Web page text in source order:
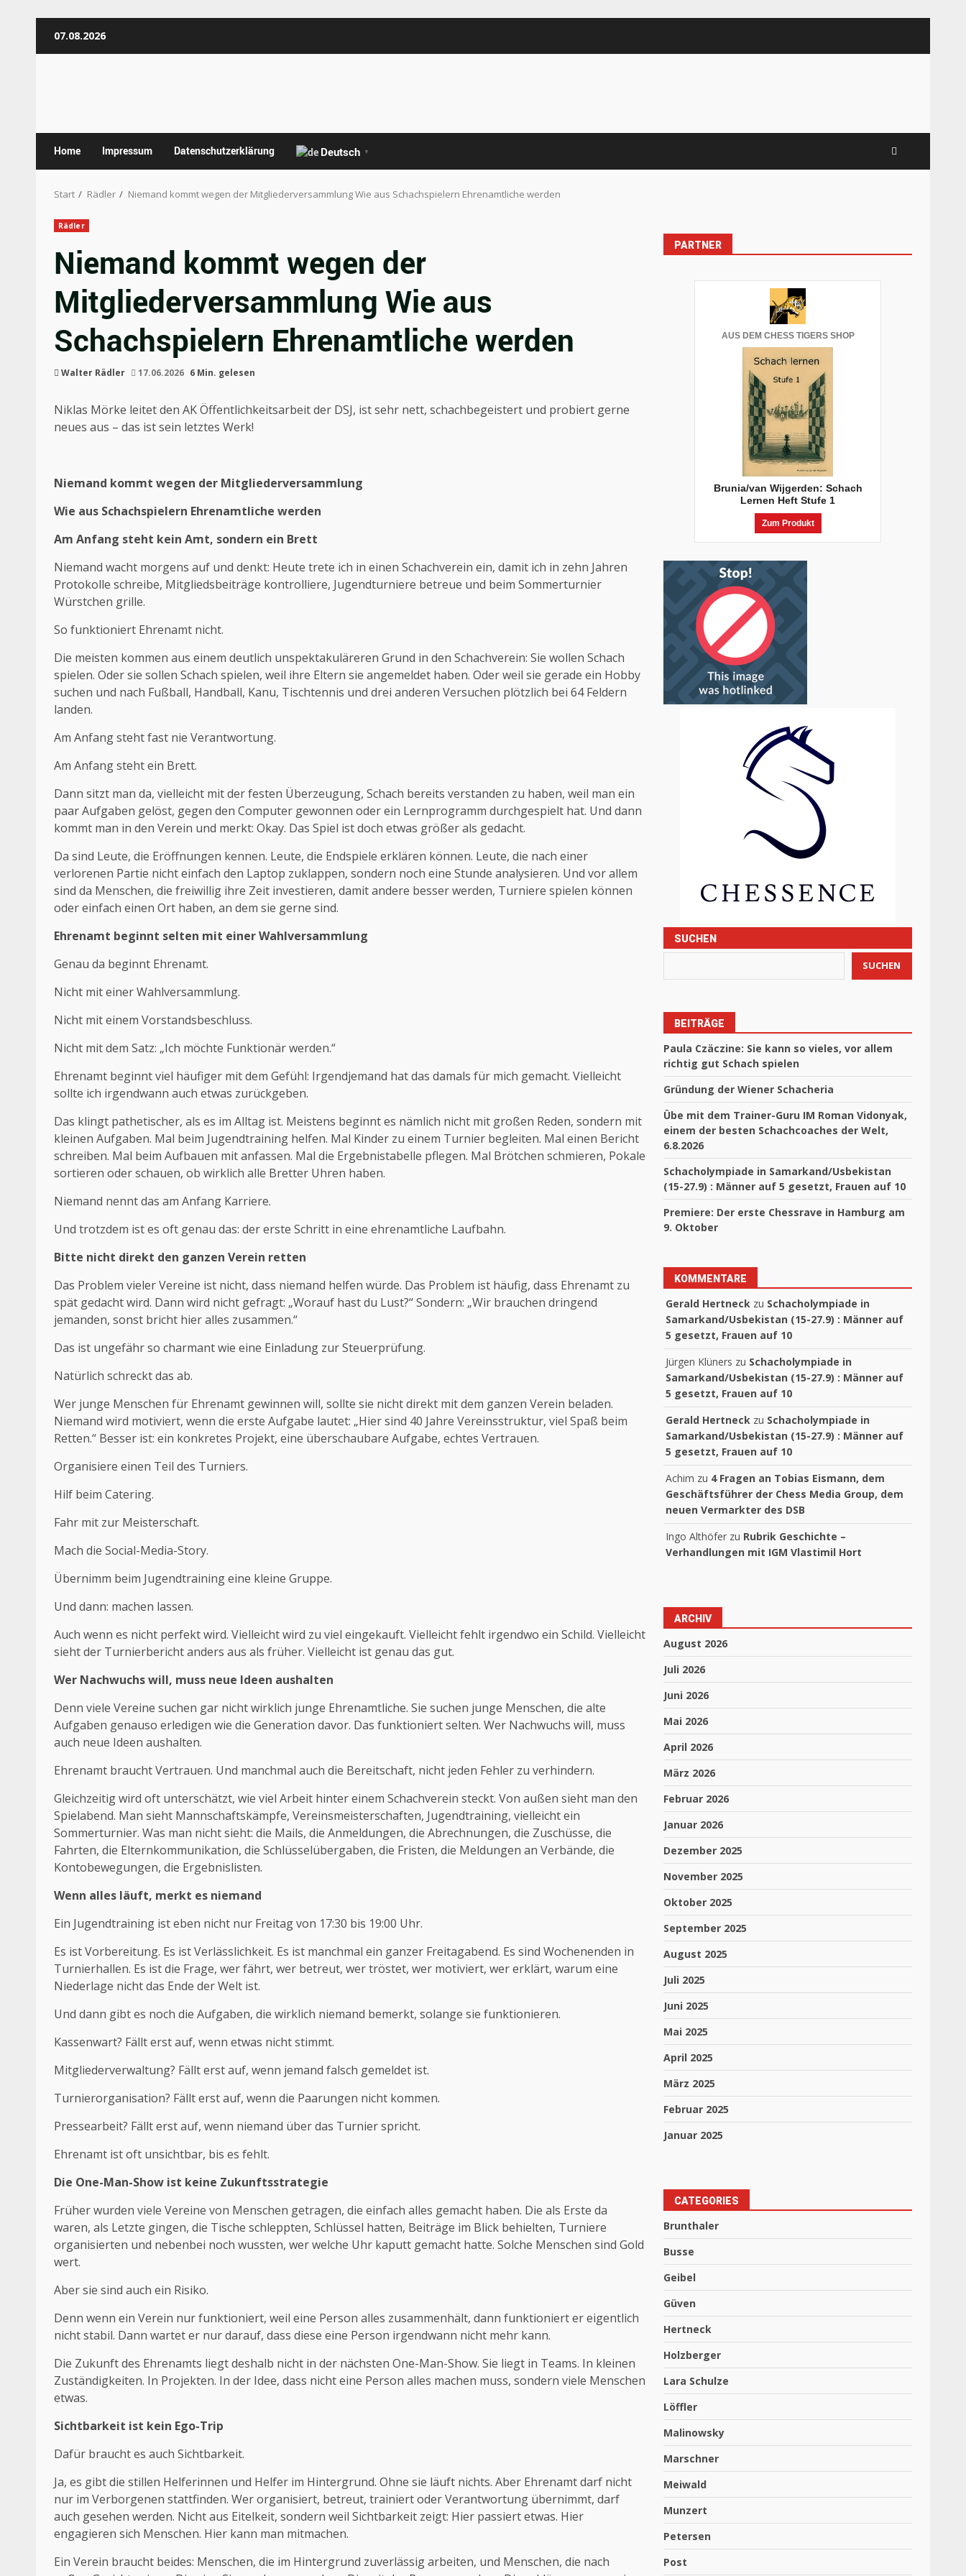
Inhalt07.08.2026
Home Impressum Datenschutzerklärung Deutsch ▼
Start Rädler Niemand kommt wegen der Mitgliederversammlung Wie aus Schachspielern Ehrenamtliche werden
Rädler
Niemand kommt wegen der
Mitgliederversammlung Wie aus
Schachspielern Ehrenamtliche werden
Walter Rädler 17.06.2026 6 Min. gelesen
Niklas Mörke leitet den AK Öffentlichkeitsarbeit der DSJ, ist sehr nett, schachbegeistert und probiert gerne
neues aus – das ist sein letztes Werk!
Niemand kommt wegen der Mitgliederversammlung
Wie aus Schachspielern Ehrenamtliche werden
Am Anfang steht kein Amt, sondern ein Brett
Niemand wacht morgens auf und denkt: Heute trete ich in einen Schachverein ein, damit ich in zehn Jahren
Protokolle schreibe, Mitgliedsbeiträge kontrolliere, Jugendturniere betreue und beim Sommerturnier
Würstchen grille.
So funktioniert Ehrenamt nicht.
Die meisten kommen aus einem deutlich unspektakuläreren Grund in den Schachverein: Sie wollen Schach
spielen. Oder sie sollen Schach spielen, weil ihre Eltern sie angemeldet haben. Oder weil sie gerade ein Hobby
suchen und nach Fußball, Handball, Kanu, Tischtennis und drei anderen Versuchen plötzlich bei 64 Feldern
landen.
Am Anfang steht fast nie Verantwortung.
Am Anfang steht ein Brett.
Dann sitzt man da, vielleicht mit der festen Überzeugung, Schach bereits verstanden zu haben, weil man ein
paar Aufgaben gelöst, gegen den Computer gewonnen oder ein Lernprogramm durchgespielt hat. Und dann
kommt man in den Verein und merkt: Okay. Das Spiel ist doch etwas größer als gedacht.
Da sind Leute, die Eröffnungen kennen. Leute, die Endspiele erklären können. Leute, die nach einer
verlorenen Partie nicht einfach den Laptop zuklappen, sondern noch eine Stunde analysieren. Und vor allem
sind da Menschen, die freiwillig ihre Zeit investieren, damit andere besser werden, Turniere spielen können
oder einfach einen Ort haben, an dem sie gerne sind.
Ehrenamt beginnt selten mit einer Wahlversammlung
Genau da beginnt Ehrenamt.
Nicht mit einer Wahlversammlung.
Nicht mit einem Vorstandsbeschluss.
Nicht mit dem Satz: „Ich möchte Funktionär werden.“
Ehrenamt beginnt viel häufiger mit dem Gefühl: Irgendjemand hat das damals für mich gemacht. Vielleicht
sollte ich irgendwann auch etwas zurückgeben.
Das klingt pathetischer, als es im Alltag ist. Meistens beginnt es nämlich nicht mit großen Reden, sondern mit
kleinen Aufgaben. Mal beim Jugendtraining helfen. Mal Kinder zu einem Turnier begleiten. Mal einen Bericht
schreiben. Mal beim Aufbauen mit anfassen. Mal die Ergebnistabelle pflegen. Mal Brötchen schmieren, Pokale
sortieren oder schauen, ob wirklich alle Bretter Uhren haben.
Niemand nennt das am Anfang Karriere.
Und trotzdem ist es oft genau das: der erste Schritt in eine ehrenamtliche Laufbahn.
Bitte nicht direkt den ganzen Verein retten
Das Problem vieler Vereine ist nicht, dass niemand helfen würde. Das Problem ist häufig, dass Ehrenamt zu
spät gedacht wird. Dann wird nicht gefragt: „Worauf hast du Lust?“ Sondern: „Wir brauchen dringend
jemanden, sonst bricht hier alles zusammen.“
Das ist ungefähr so charmant wie eine Einladung zur Steuerprüfung.
Natürlich schreckt das ab.
Wer junge Menschen für Ehrenamt gewinnen will, sollte sie nicht direkt mit dem ganzen Verein beladen.
Niemand wird motiviert, wenn die erste Aufgabe lautet: „Hier sind 40 Jahre Vereinsstruktur, viel Spaß beim
Retten.“ Besser ist: ein konkretes Projekt, eine überschaubare Aufgabe, echtes Vertrauen.
Organisiere einen Teil des Turniers.
Hilf beim Catering.
Fahr mit zur Meisterschaft.
Mach die Social-Media-Story.
Übernimm beim Jugendtraining eine kleine Gruppe.
Und dann: machen lassen.
Auch wenn es nicht perfekt wird. Vielleicht wird zu viel eingekauft. Vielleicht fehlt irgendwo ein Schild. Vielleicht
sieht der Turnierbericht anders aus als früher. Vielleicht ist genau das gut.
Wer Nachwuchs will, muss neue Ideen aushalten
Denn viele Vereine suchen gar nicht wirklich junge Ehrenamtliche. Sie suchen junge Menschen, die alte
Aufgaben genauso erledigen wie die Generation davor. Das funktioniert selten. Wer Nachwuchs will, muss
auch neue Ideen aushalten.
Ehrenamt braucht Vertrauen. Und manchmal auch die Bereitschaft, nicht jeden Fehler zu verhindern.
Gleichzeitig wird oft unterschätzt, wie viel Arbeit hinter einem Schachverein steckt. Von außen sieht man den
Spielabend. Man sieht Mannschaftskämpfe, Vereinsmeisterschaften, Jugendtraining, vielleicht ein
Sommerturnier. Was man nicht sieht: die Mails, die Anmeldungen, die Abrechnungen, die Zuschüsse, die
Fahrten, die Elternkommunikation, die Schlüsselübergaben, die Fristen, die Meldungen an Verbände, die
Kontobewegungen, die Ergebnislisten.
Wenn alles läuft, merkt es niemand
Ein Jugendtraining ist eben nicht nur Freitag von 17:30 bis 19:00 Uhr.
Es ist Vorbereitung. Es ist Verlässlichkeit. Es ist manchmal ein ganzer Freitagabend. Es sind Wochenenden in
Turnierhallen. Es ist die Frage, wer fährt, wer betreut, wer tröstet, wer motiviert, wer erklärt, warum eine
Niederlage nicht das Ende der Welt ist.
Und dann gibt es noch die Aufgaben, die wirklich niemand bemerkt, solange sie funktionieren.
Kassenwart? Fällt erst auf, wenn etwas nicht stimmt.
Mitgliederverwaltung? Fällt erst auf, wenn jemand falsch gemeldet ist.
Turnierorganisation? Fällt erst auf, wenn die Paarungen nicht kommen.
Pressearbeit? Fällt erst auf, wenn niemand über das Turnier spricht.
Ehrenamt ist oft unsichtbar, bis es fehlt.
Die One-Man-Show ist keine Zukunftsstrategie
Früher wurden viele Vereine von Menschen getragen, die einfach alles gemacht haben. Die als Erste da
waren, als Letzte gingen, die Tische schleppten, Schlüssel hatten, Beiträge im Blick behielten, Turniere
organisierten und nebenbei noch wussten, wer welche Uhr kaputt gemacht hatte. Solche Menschen sind Gold
wert.
Aber sie sind auch ein Risiko.
Denn wenn ein Verein nur funktioniert, weil eine Person alles zusammenhält, dann funktioniert er eigentlich
nicht stabil. Dann wartet er nur darauf, dass diese eine Person irgendwann nicht mehr kann.
Die Zukunft des Ehrenamts liegt deshalb nicht in der nächsten One-Man-Show. Sie liegt in Teams. In kleinen
Zuständigkeiten. In Projekten. In der Idee, dass nicht eine Person alles machen muss, sondern viele Menschen
etwas.
Sichtbarkeit ist kein Ego-Trip
Dafür braucht es auch Sichtbarkeit.
Ja, es gibt die stillen Helferinnen und Helfer im Hintergrund. Ohne sie läuft nichts. Aber Ehrenamt darf nicht
nur im Verborgenen stattfinden. Wer organisiert, betreut, trainiert oder Verantwortung übernimmt, darf
auch gesehen werden. Nicht aus Eitelkeit, sondern weil Sichtbarkeit zeigt: Hier passiert etwas. Hier
engagieren sich Menschen. Hier kann man mitmachen.
Ein Verein braucht beides: Menschen, die im Hintergrund zuverlässig arbeiten, und Menschen, die nach
PARTNER
AUS DEM CHESS TIGERS SHOP
Brunia/van Wijgerden: Schach
Lernen Heft Stufe 1
Zum Produkt
SUCHEN
SUCHEN
BEITRÄGE
Paula Czäczine: Sie kann so vieles, vor allem
richtig gut Schach spielen
Gründung der Wiener Schacheria
Übe mit dem Trainer-Guru IM Roman Vidonyak,
einem der besten Schachcoaches der Welt,
6.8.2026
Schacholympiade in Samarkand/Usbekistan
(15-27.9) : Männer auf 5 gesetzt, Frauen auf 10
Premiere: Der erste Chessrave in Hamburg am
9. Oktober
KOMMENTARE
Gerald Hertneck zu Schacholympiade in
Samarkand/Usbekistan (15-27.9) : Männer auf
5 gesetzt, Frauen auf 10
Jürgen Klüners zu Schacholympiade in
Samarkand/Usbekistan (15-27.9) : Männer auf
5 gesetzt, Frauen auf 10
Gerald Hertneck zu Schacholympiade in
Samarkand/Usbekistan (15-27.9) : Männer auf
5 gesetzt, Frauen auf 10
Achim zu 4 Fragen an Tobias Eismann, dem
Geschäftsführer der Chess Media Group, dem
neuen Vermarkter des DSB
Ingo Althöfer zu Rubrik Geschichte –
Verhandlungen mit IGM Vlastimil Hort
ARCHIV
August 2026
Juli 2026
Juni 2026
Mai 2026
April 2026
März 2026
Februar 2026
Januar 2026
Dezember 2025
November 2025
Oktober 2025
September 2025
August 2025
Juli 2025
Juni 2025
Mai 2025
April 2025
März 2025
Februar 2025
Januar 2025
CATEGORIES
Brunthaler
Busse
Geibel
Güven
Hertneck
Holzberger
Lara Schulze
Löffler
Malinowsky
Marschner
Meiwald
Munzert
Petersen
Post